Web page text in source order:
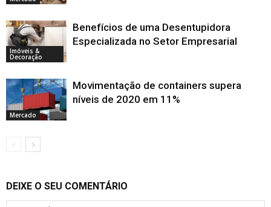
Imóveis &
Decoração
Benefícios de uma Desentupidora
Especializada no Setor Empresarial
Mercado
Movimentação de containers supera
níveis de 2020 em 11%
DEIXE O SEU COMENTÁRIO